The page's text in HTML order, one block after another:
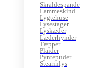
Skraldespande
Lammeskind
Lygtehuse
Lysestager
Lyskæder
Læderhynder
Tæpper
Plaider
Pyntepuder
Stearinlys